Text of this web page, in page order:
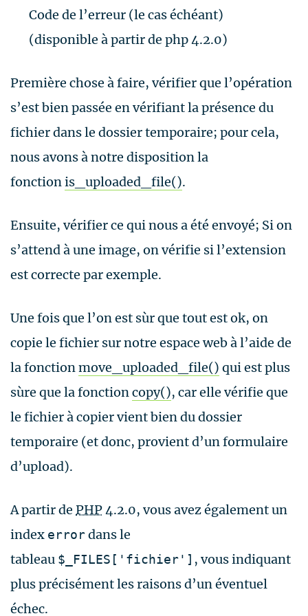
Code de l’erreur (le cas échéant)
(disponible à partir de php 4.2.0)
Première chose à faire, vérifier que l’opération
s’est bien passée en vérifiant la présence du
fichier dans le dossier temporaire; pour cela,
nous avons à notre disposition la
fonctionis_uploaded_file().
Ensuite, vérifier ce qui nous a été envoyé; Si on
s’attend à une image, on vérifie si l’extension
est correcte par exemple.
Une fois que l’on est sùr que tout est ok, on
copie le fichier sur notre espace web à l’aide de
la fonctionmove_uploaded_file() qui est plus
sùre que la fonctioncopy(), car elle vérifie que
le fichier à copier vient bien du dossier
temporaire (et donc, provient d’un formulaire
d’upload).
A partir de PHP4.2.0, vous avez également un
index errordans le
tableau $_FILES['fichier'] , vous indiquant
plus précisément les raisons d’un éventuel
échec.